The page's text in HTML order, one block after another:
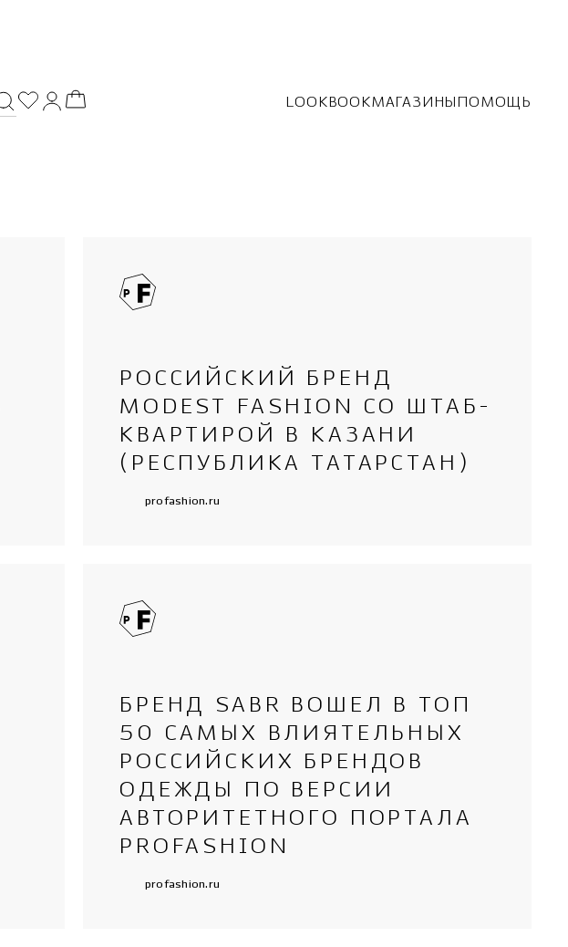
LOOKBOOKМАГАЗИНЫ ПОМОЩЬ
РОССИЙСКИЙ БРЕНД
MODEST FASHION СО ШТАБ-
КВАРТИРОЙ В КАЗАНИ
(РЕСПУБЛИКА ТАТАРСТАН)
profashion.ru
БРЕНД SABR ВОШЕЛ В ТОП
50 САМЫХ ВЛИЯТЕЛЬНЫХ
РОССИЙСКИХ БРЕНДОВ
ОДЕЖДЫ ПО ВЕРСИИ
АВТОРИТЕТНОГО ПОРТАЛА
PROFASHION
profashion.ru